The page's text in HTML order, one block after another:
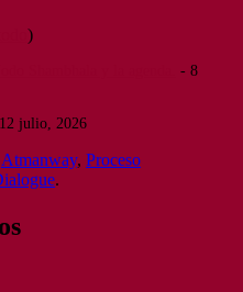
)
- 8
julio, 2026
Atmanway, Proceso
.